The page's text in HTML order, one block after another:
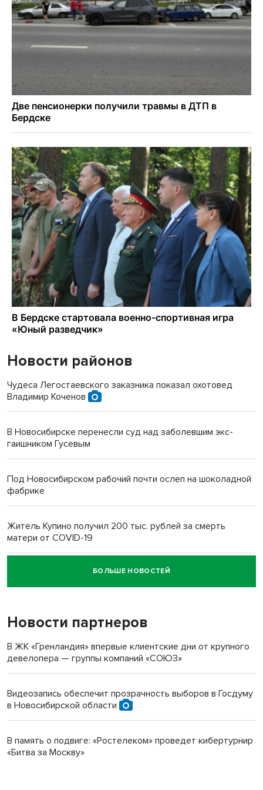
Новости районов
Чудеса Легостаевского заказника показал охотовед
Владимир Коченов
В Новосибирске перенесли суд над заболевшим экс-
гаишником Гусевым
Под Новосибирском рабочий почти ослеп на шоколадной
фабрике
Житель Купино получил 200 тыс. рублей за смерть
матери от COVID-19
Новосибирский суд наказал водителя за смерть
пенсионерки на вокзале
БОЛЬШЕ НОВОСТЕЙ
Новости партнеров
В ЖК «Гренландия» впервые клиентские дни от крупного
девелопера — группы компаний «СОЮЗ»
Видеозапись обеспечит прозрачность выборов в Госдуму
в Новосибирской области
В память о подвиге: «Ростелеком» проведет кибертурнир
«Битва за Москву»